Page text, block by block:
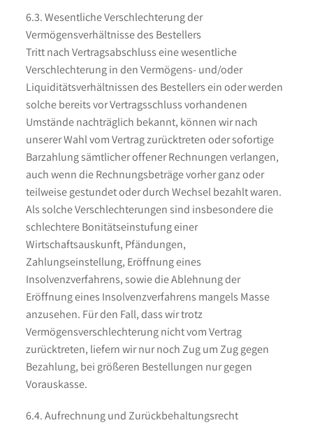
6.3. Wesentliche Verschlechterung der
Vermögensverhältnisse des Bestellers
Tritt nach Vertragsabschluss eine wesentliche
Verschlechterung in den Vermögens- und/oder
Liquiditätsverhältnissen des Bestellers ein oder werden
solche bereits vor Vertragsschluss vorhandenen
Umstände nachträglich bekannt, können wir nach
unserer Wahl vom Vertrag zurücktreten oder sofortige
Barzahlung sämtlicher offener Rechnungen verlangen,
auch wenn die Rechnungsbeträge vorher ganz oder
teilweise gestundet oder durch Wechsel bezahlt waren.
Als solche Verschlechterungen sind insbesondere die
schlechtere Bonitätseinstufung einer
Wirtschaftsauskunft, Pfändungen,
Zahlungseinstellung, Eröffnung eines
Insolvenzverfahrens, sowie die Ablehnung der
Eröffnung eines Insolvenzverfahrens mangels Masse
anzusehen. Für den Fall, dass wir trotz
Vermögensverschlechterung nicht vom Vertrag
zurücktreten, liefern wir nur noch Zug um Zug gegen
Bezahlung, bei größeren Bestellungen nur gegen
Vorauskasse.
6.4. Aufrechnung und Zurückbehaltungsrecht